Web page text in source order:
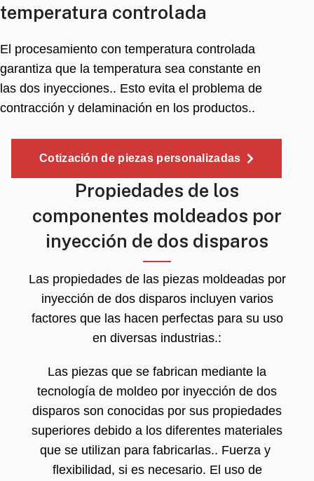
temperatura controlada
El procesamiento con temperatura controlada
garantiza que la temperatura sea constante en
las dos inyecciones.. Esto evita el problema de
contracción y delaminación en los productos..
Cotización de piezas personalizadas
Propiedades de los
componentes moldeados por
inyección de dos disparos
Las propiedades de las piezas moldeadas por
inyección de dos disparos incluyen varios
factores que las hacen perfectas para su uso
en diversas industrias.:
Las piezas que se fabrican mediante la
tecnología de moldeo por inyección de dos
disparos son conocidas por sus propiedades
superiores debido a los diferentes materiales
que se utilizan para fabricarlas.. Fuerza y ​​
flexibilidad, si es necesario. El uso de